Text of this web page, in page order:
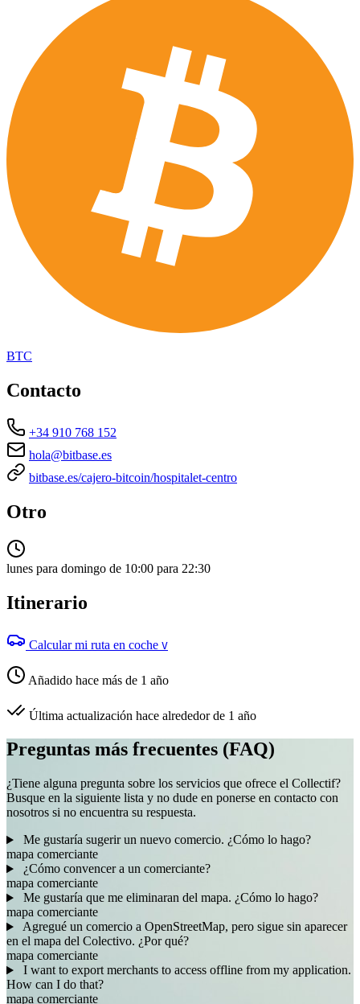
BTC
Contacto
+34 910 768 152
hola@bitbase.es
bitbase.es/cajero-bitcoin/hospitalet-centro
Otro
lunes para domingo de 10:00 para 22:30
Itinerario
Calcular mi ruta en coche V
Añadido hace más de 1 año
Última actualización hace alrededor de 1 año
Preguntas más frecuentes (FAQ)
¿Tiene alguna pregunta sobre los servicios que ofrece el Collectif?
Busque en la siguiente lista y no dude en ponerse en contacto con
nosotros si no encuentra su respuesta.
Me gustaría sugerir un nuevo comercio. ¿Cómo lo hago?
mapa comerciante
¿Cómo convencer a un comerciante?
mapa comerciante
Me gustaría que me eliminaran del mapa. ¿Cómo lo hago?
mapa comerciante
Agregué un comercio a OpenStreetMap, pero sigue sin aparecer
en el mapa del Colectivo. ¿Por qué?
mapa comerciante
I want to export merchants to access offline from my application.
How can I do that?
mapa comerciante